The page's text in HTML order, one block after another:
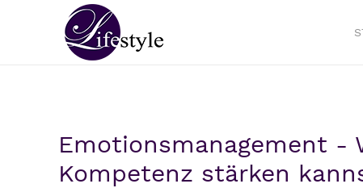
Emotionsmanagement -
Kompetenz stärken